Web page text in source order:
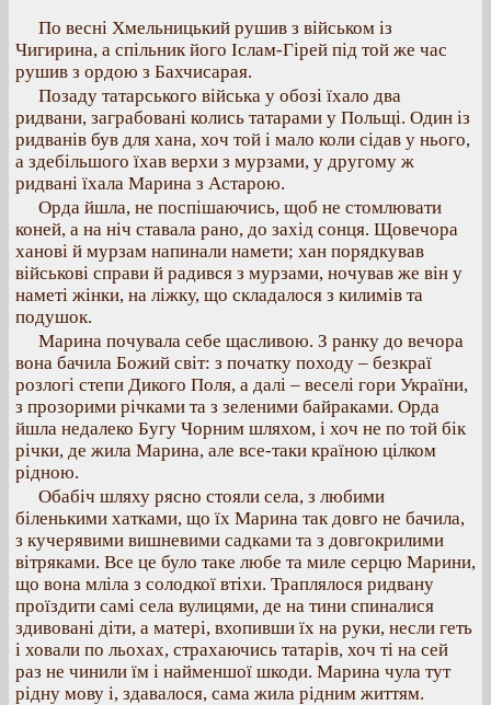
По весні Хмельницький рушив з військом із
Чигирина, а спільник його Іслам-Гірей під той же час
рушив з ордою з Бахчисарая.
Позаду татарського війська у обозі їхало два
ридвани, заграбовані колись татарами у Польщі. Один із
ридванів був для хана, хоч той і мало коли сідав у нього,
а здебільшого їхав верхи з мурзами, у другому ж
ридвані їхала Марина з Астарою.
Орда йшла, не поспішаючись, щоб не стомлювати
коней, а на ніч ставала рано, до захід сонця. Щовечора
ханові й мурзам напинали намети; хан порядкував
військові справи й радився з мурзами, ночував же він у
наметі жінки, на ліжку, що складалося з килимів та
подушок.
Марина почувала себе щасливою. З ранку до вечора
вона бачила Божий світ: з початку походу – безкраї
розлогі степи Дикого Поля, а далі – веселі гори України,
з прозорими річками та з зеленими байраками. Орда
йшла недалеко Бугу Чорним шляхом, і хоч не по той бік
річки, де жила Марина, але все-таки країною цілком
рідною.
Обабіч шляху рясно стояли села, з любими
біленькими хатками, що їх Марина так довго не бачила,
з кучерявими вишневими садками та з довгокрилими
вітряками. Все це було таке любе та миле серцю Марини,
що вона мліла з солодкої втіхи. Траплялося ридвану
проїздити самі села вулицями, де на тини спиналися
здивовані діти, а матері, вхопивши їх на руки, несли геть
і ховали по льохах, страхаючись татарів, хоч ті на сей
раз не чинили їм і найменшої шкоди. Марина чула тут
рідну мову і, здавалося, сама жила рідним життям.